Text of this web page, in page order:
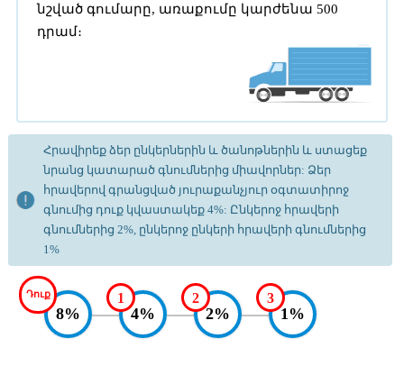
նշված գումարը, առաքումը կարժենա 500
դրամ։
Հրավիրեք ձեր ընկերներին և ծանոթներին և ստացեք
նրանց կատարած գնումներից միավորներ: Ձեր
հրավերով գրանցված յուրաքանչյուր օգտատիրոջ
գնումից դուք կվաստակեք 4%: Ընկերոջ հրավերի
գնումներից 2%, ընկերոջ ընկերի հրավերի գնումներից
1%
8%
Դուք
4%
1
2%
2
1%
3